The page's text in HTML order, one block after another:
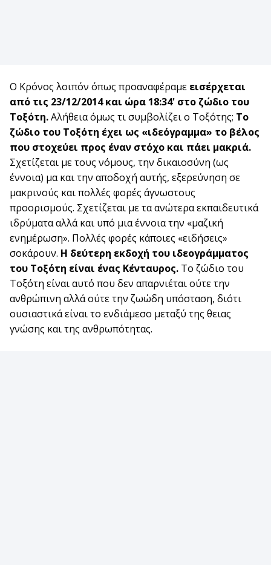
Ο Κρόνος λοιπόν όπως προαναφέραμε εισέρχεται
από τις 23/12/2014 και ώρα 18:34' στο ζώδιο του
Τοξότη.Αλήθεια όμως τι συμβολίζει ο Τοξότης; Το
ζώδιο του Τοξότη έχει ως «ιδεόγραμμα» το βέλος
που στοχεύει προς έναν στόχο και πάει μακριά.
Σχετίζεται με τους νόμους, την δικαιοσύνη (ως
έννοια) μα και την αποδοχή αυτής, εξερεύνηση σε
μακρινούς και πολλές φορές άγνωστους
προορισμούς. Σχετίζεται με τα ανώτερα εκπαιδευτικά
ιδρύματα αλλά και υπό μια έννοια την «μαζική
ενημέρωση». Πολλές φορές κάποιες «ειδήσεις»
σοκάρουν. Η δεύτερη εκδοχή του ιδεογράμματος
του Τοξότη είναι ένας Κένταυρος. Το ζώδιο του
Τοξότη είναι αυτό που δεν απαρνιέται ούτε την
ανθρώπινη αλλά ούτε την ζωώδη υπόσταση, διότι
ουσιαστικά είναι το ενδιάμεσο μεταξύ της θειας
γνώσης και της ανθρωπότητας.